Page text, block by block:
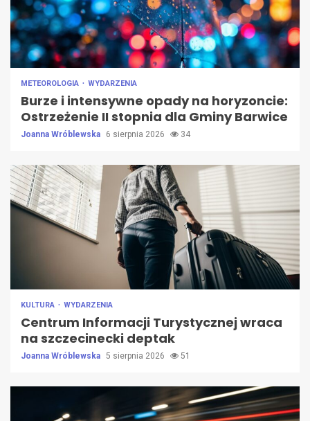
METEOROLOGIA WYDARZENIA
Burze i intensywne opady na horyzoncie:
Ostrzeżenie II stopnia dla Gminy Barwice
Joanna Wróblewska 6 sierpnia 2026 34
KULTURA WYDARZENIA
Centrum Informacji Turystycznej wraca
na szczecinecki deptak
Joanna Wróblewska 5 sierpnia 2026 51